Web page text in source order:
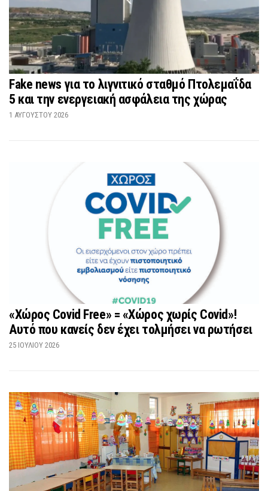
Fake news για το λιγνιτικό σταθμό Πτολεμαΐδα
5 και την ενεργειακή ασφάλεια της χώρας
1 ΑΥΓΟΎΣΤΟΥ 2026
«Χώρος Covid Free» = «Χώρος χωρίς Covid»!
Αυτό που κανείς δεν έχει τολμήσει να ρωτήσει
25 ΙΟΥΛΊΟΥ 2026